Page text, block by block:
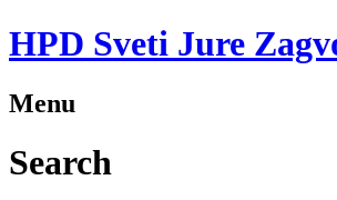
HPD Sveti Jure
Menu
Search